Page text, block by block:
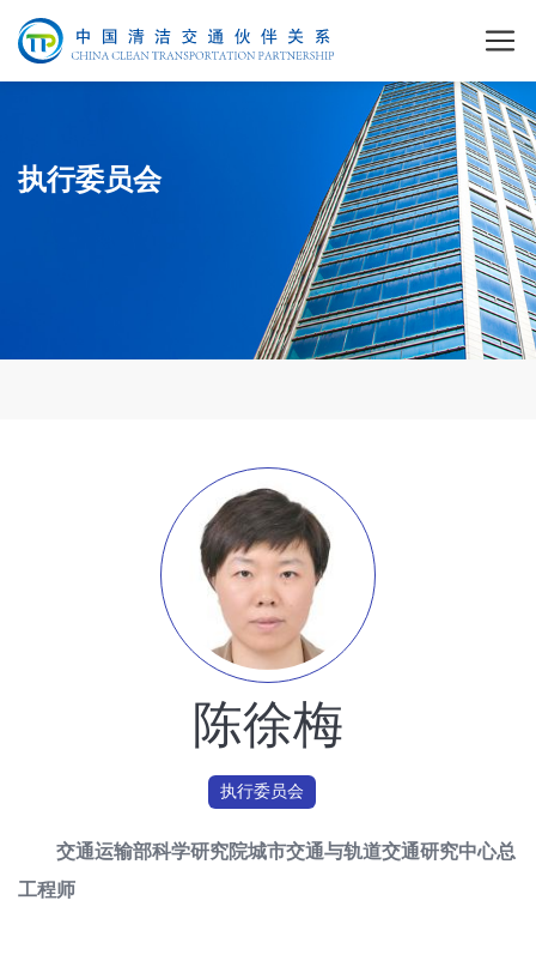
执行委员会
陈徐梅
执行委员会
交通运输部科学研究院城市交通与轨道交通研究中心总
工程师